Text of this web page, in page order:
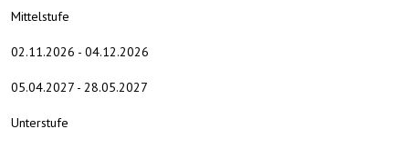
Mittelstufe
02.11.2026 - 04.12.2026
05.04.2027 - 28.05.2027
Unterstufe